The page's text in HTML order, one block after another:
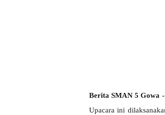
Berita SMAN 5 Gowa -
Upacara ini